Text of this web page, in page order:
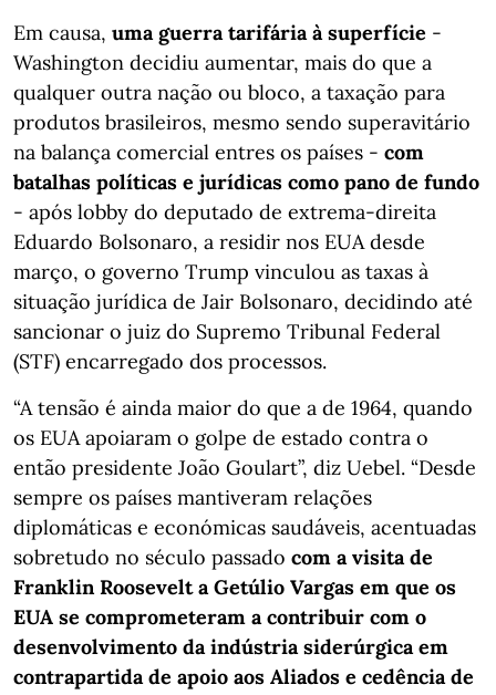
Em causa, uma guerra tarifária à superfície -
Washington decidiu aumentar, mais do que a
qualquer outra nação ou bloco, a taxação para
produtos brasileiros, mesmo sendo superavitário
na balança comercial entres os países - com
batalhas políticas e jurídicas como pano de fundo
- após lobby do deputado de extrema-direita
Eduardo Bolsonaro, a residir nos EUA desde
março, o governo Trump vinculou as taxas à
situação jurídica de Jair Bolsonaro, decidindo até
sancionar o juiz do Supremo Tribunal Federal
(STF) encarregado dos processos.
“A tensão é ainda maior do que a de 1964, quando
os EUA apoiaram o golpe de estado contra o
então presidente João Goulart”, diz Uebel. “Desde
sempre os países mantiveram relações
diplomáticas e económicas saudáveis, acentuadas
sobretudo no século passado com a visita de
Franklin Roosevelt a Getúlio Vargas em que os
EUA se comprometeram a contribuir com o
desenvolvimento da indústria siderúrgica em
contrapartida de apoio aos Aliados e cedência de